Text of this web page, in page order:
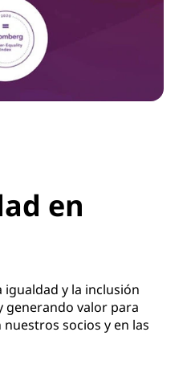
en
igualdad y la inclusión
generando valor para
socios y en las